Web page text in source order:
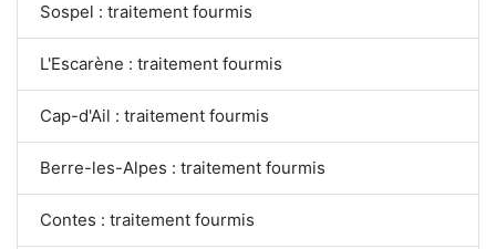
Sospel : traitement fourmis
L'Escarène : traitement fourmis
Cap-d'Ail : traitement fourmis
Berre-les-Alpes : traitement fourmis
Contes : traitement fourmis